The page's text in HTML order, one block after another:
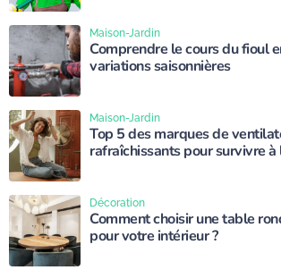
Comprendre le cours du fioul
variations saisonnières
Maison-Jardin
Top 5 des marques de
rafraîchissants pour survivre
Maison-Jardin
Comment choisir une table
pour votre intérieur ?
Décoration